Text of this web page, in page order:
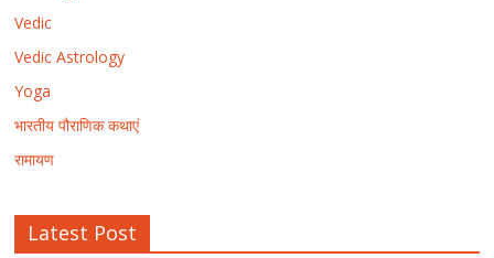
Vedic
Vedic Astrology
Yoga
भारतीय पौराणिक कथाएं
रामायण
Latest Post